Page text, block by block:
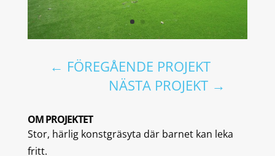
← FÖREGÅENDE PROJEKT
NÄSTA PROJEKT →
OM PROJEKTET
Stor, härlig konstgräsyta där barnet kan leka
fritt.